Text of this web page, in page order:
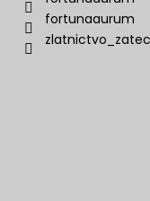
fortunaaurum